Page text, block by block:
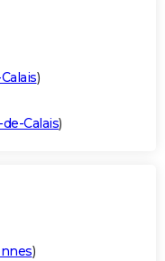
)
Calais)
)